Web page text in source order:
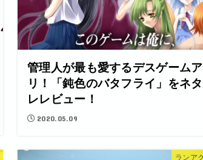
管理人が最も愛するデスゲーム
リ！「鈍色のバタフライ」をネ
レレビュー！
2020.05.09
ランア